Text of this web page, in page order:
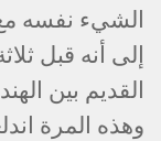
الشيء نفسه
إلى أنه قبل
القديم بين
وهذه المرة